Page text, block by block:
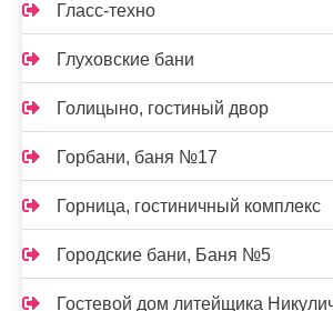
Гласс-техно
Глуховские бани
Голицыно, гостиный двор
Горбани, баня №17
Горница, гостиничный комплекс
Городские бани, Баня №5
Гостевой дом литейщика